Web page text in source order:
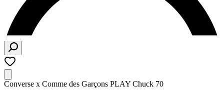
Converse x Comme des Garçons PLAY Chuck 70